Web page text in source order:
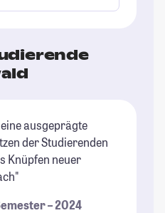
ausgeprägte
der Studierenden
Knüpfen neuer
– 2024